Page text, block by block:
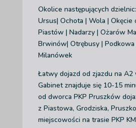
Okolice następujących
Ursus| Ochota | Wola | Okęcie
Piastów | Nadarzy | Ożarów
Brwinów| Otrębusy | Podkowa
Milanówek
Łatwy dojazd od zjazdu na
Gabinet znajduje się 10-15
od dworca PKP Pruszków
z Piastowa, Grodziska,
miejscowości na trasie PKP